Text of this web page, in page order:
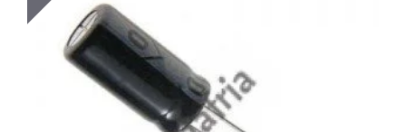
Tipos de Montagem: SMD e PTH (THT)
Disponibilizamos capacitores eletrolíticos de 6,3V em duas
SMD (Surface Mount Device):
na superfície da placa de circuito impresso. Ideais para